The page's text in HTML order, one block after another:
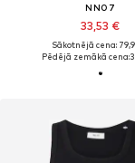
NN07
33,53 €
Sākotnējā cena:
Pēdējā zemākā cena: